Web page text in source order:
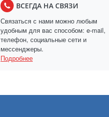
ВСЕГДА НА СВЯЗИ
Связаться с нами можно любым
удобным для вас способом: e-mail,
телефон, социальные сети и
мессенджеры.
Подробнее